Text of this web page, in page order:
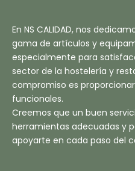
En NS CALIDAD, nos
gama de artículos y
especialmente para
sector de la hostelería y
compromiso es
funcionales.
Creemos que un buen
herramientas adecuadas y
apoyarte en cada paso del